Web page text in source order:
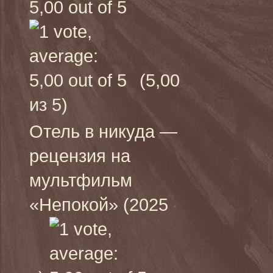
(5,00
из 5)
Отель в никуда —
рецензия на
мультфильм
«Непокой» (2025